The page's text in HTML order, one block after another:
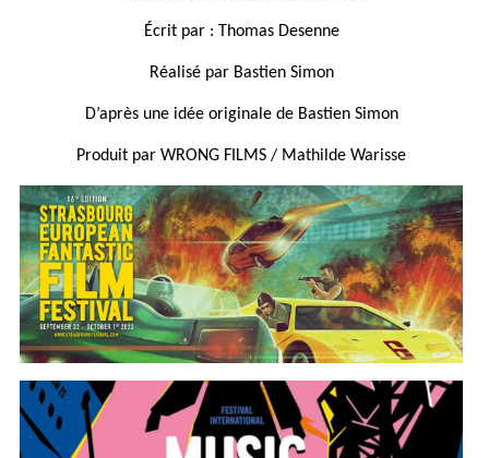
Écrit par : Thomas Desenne
Réalisé par Bastien Simon
D’après une idée originale de Bastien Simon
Produit par WRONG FILMS / Mathilde Warisse